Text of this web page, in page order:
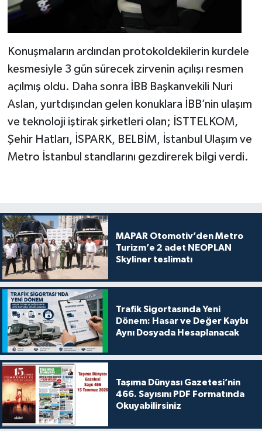
Konuşmaların ardından protokoldekilerin kurdele
kesmesiyle 3 gün sürecek zirvenin açılışı resmen
açılmış oldu. Daha sonra İBB Başkanvekili Nuri
Aslan, yurtdışından gelen konuklara İBB’nin ulaşım
ve teknoloji iştirak şirketleri olan; İSTTELKOM,
Şehir Hatları, İSPARK, BELBİM, İstanbul Ulaşım ve
Metro İstanbul standlarını gezdirerek bilgi verdi.
MAPAR Otomotiv’den Metro
Turizm’e 2 adet NEOPLAN
Skyliner teslimatı
Trafik Sigortasında Yeni
Dönem: Hasar ve Değer Kaybı
Aynı Dosyada Hesaplanacak
Taşıma Dünyası Gazetesi’nin
466. Sayısını PDF Formatında
Okuyabilirsiniz